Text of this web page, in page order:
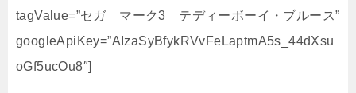
tagValue=”セガ マーク3 テディーボーイ・ブルース”
googleApiKey=”AIzaSyBfykRVvFeLaptmA5s_44dXsu
oGf5ucOu8″]